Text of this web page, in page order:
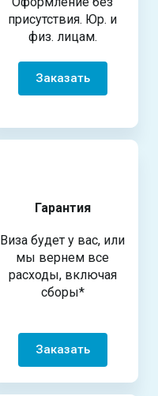
присутствия. Юр. и
физ. лицам.
Заказать
Гарантия
Виза будет у вас, или
мы вернем все
расходы, включая
сборы*
Заказать